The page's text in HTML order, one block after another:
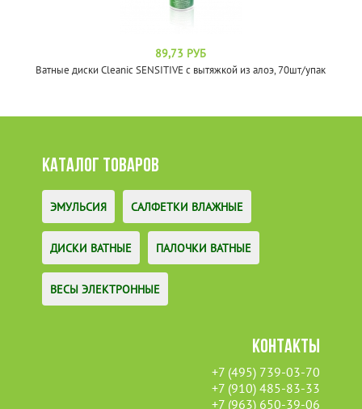
89,73 РУБ
Ватные диски Cleanic SENSITIVE с вытяжкой из алоэ, 70шт/упак
КАТАЛОГ ТОВАРОВ
ЭМУЛЬСИЯ САЛФЕТКИ ВЛАЖНЫЕ
ДИСКИ ВАТНЫЕ ПАЛОЧКИ ВАТНЫЕ
ВЕСЫ ЭЛЕКТРОННЫЕ
КОНТАКТЫ
+7 (495) 739-03-70
+7 (910) 485-83-33
+7 (963) 650-39-06